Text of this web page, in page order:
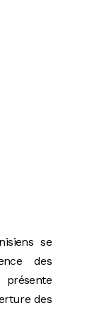
se
des
des